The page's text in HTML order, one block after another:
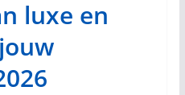
luxe en